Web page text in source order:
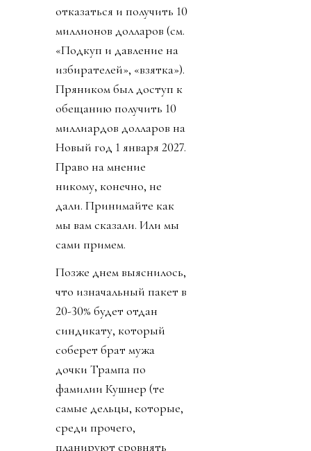
отказаться и получить 10
миллионов долларов (см.
«Подкуп и давление на
избирателей», «взятка»).
Пряником был доступ к
обещанию получить 10
миллиардов долларов на
Новый год 1 января 2027.
Право на мнение
никому, конечно, не
дали. Принимайте как
мы вам сказали. Или мы
сами примем.
Позже днем выяснилось,
что изначальный пакет в
20-30% будет отдан
синдикату, который
соберет брат мужа
дочки Трампа по
фамилии Кушнер (те
самые дельцы, которые,
среди прочего,
планируют сровнять